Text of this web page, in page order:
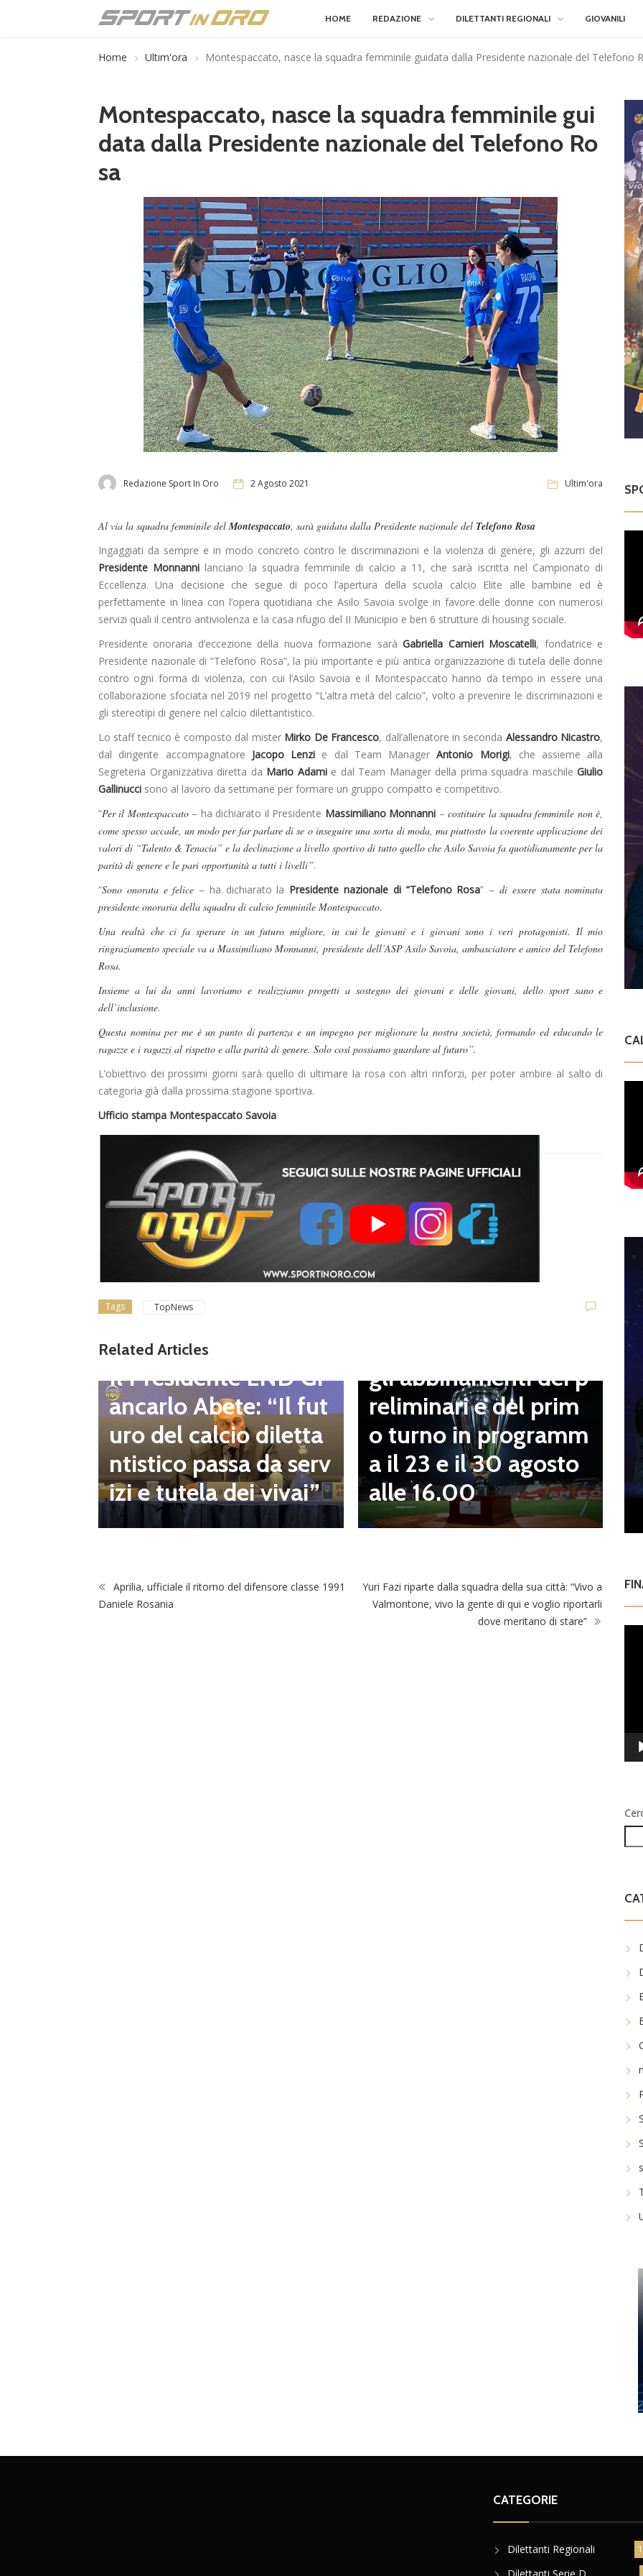
HOME REDAZIONE DILETTANTI REGIONALI GIOVANILI
Home Ultim'ora Montespaccato, nasce la squadra femminile guidata dalla Presidente nazionale del Telefono
Montespaccato, nasce la squadra femminile gui
data dalla Presidente nazionale del Telefono Ro
sa
Redazione Sport In Oro 2 Agosto 2021 Ultim'ora
Al via la squadra femminile delMontespaccato, sarà guidata dalla Presidente nazionale del Telefono Rosa
Ingaggiati da sempre e in modo concreto contro le discriminazioni e la violenza di genere, gli azzurri del
Presidente Monnanni lanciano la squadra femminile di calcio a 11, che sarà iscritta nel Campionato di
Eccellenza. Una decisione che segue di poco l’apertura della scuola calcio Elite alle bambine ed è
perfettamente in linea con l’opera quotidiana che Asilo Savoia svolge in favore delle donne con numerosi
servizi quali il centro antiviolenza e la casa rifugio del II Municipio e ben 6 strutture di housing sociale.
Presidente onoraria d’eccezione della nuova formazione saràGabriella Carnieri Moscatelli, fondatrice e
Presidente nazionale di “Telefono Rosa”, la più importante e più antica organizzazione di tutela delle donne
contro ogni forma di violenza, con cui l’Asilo Savoia e il Montespaccato hanno da tempo in essere una
collaborazione sfociata nel 2019 nel progetto “L’altra metà del calcio”, volto a prevenire le discriminazioni e
gli stereotipi di genere nel calcio dilettantistico.
Lo staff tecnico è composto dal mister Mirko De Francesco, dall’allenatore in seconda Alessandro Nicastro,
dal dirigente accompagnatore Jacopo Lenzi e dal Team ManagerAntonio Morigi, che assieme alla
Segreteria Organizzativa diretta da Mario Adamie dal Team Manager della prima squadra maschileGiulio
Gallinucci sono al lavoro da settimane per formare un gruppo compatto e competitivo.
“Per il Montespaccato– ha dichiarato il Presidente Massimiliano Monnanni –costituire la squadra femminile non è,
come spesso accade, un modo per far parlare di se o inseguire una sorta di moda, ma piuttosto la coerente applicazione dei
valori di “Talento & Tenacia” e la declinazione a livello sportivo di tutto quello che Asilo Savoia fa quotidianamente per la
parità di genere e le pari opportunità a tutti i livelli”.
“Sono onorata e felice – ha dichiarato la Presidente nazionale di “Telefono Rosa” – di essere stata nominata
presidente onoraria della squadra di calcio femminile Montespaccato.
Una realtà che ci fa sperare in un futuro migliore, in cui le giovani e i giovani sono i veri protagonisti. Il mio
ringraziamento speciale va a Massimiliano Monnanni, presidente dell’ASP Asilo Savoia, ambasciatore e amico del Telefono
Rosa.
Insieme a lui da anni lavoriamo e realizziamo progetti a sostegno dei giovani e delle giovani, dello sport sano e
dell’inclusione.
Questa nomina per me è un punto di partenza e un impegno per migliorare la nostra società, formando ed educando le
ragazze e i ragazzi al rispetto e alla parità di genere. Solo così possiamo guardare al futuro”.
L’obiettivo dei prossimi giorni sarà quello di ultimare la rosa con altri rinforzi, per poter ambire al salto di
categoria già dalla prossima stagione sportiva.
Ufficio stampa Montespaccato Savoia
Tags TopNews
Related Articles
Dilettanti Regionali
Il Presidente LND Gi
ancarlo Abete: “Il fut
uro del calcio diletta
ntistico passa da serv
izi e tutela dei vivai”
gli abbinamenti dei p
reliminari e del prim
o turno in programm
a il 23 e il 30 agosto
alle 16.00
Aprilia, ufficiale il ritorno del difensore classe 1991
Daniele Rosania
Yuri Fazi riparte dalla squadra della sua città: “Vivo a
Valmontone, vivo la gente di qui e voglio riportarli
dove meritano di stare”
CATEGORIE
Dilettanti Regionali